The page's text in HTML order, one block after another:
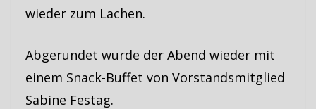
wieder zum Lachen.
Abgerundet wurde der Abend wieder mit
einem Snack-Buffet von Vorstandsmitglied
Sabine Festag.